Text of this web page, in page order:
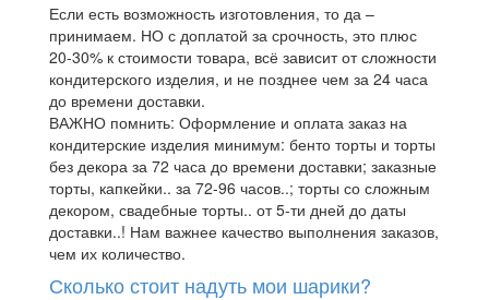
Если есть возможность изготовления, то да –
принимаем. НО с доплатой за срочность, это плюс
20-30% к стоимости товара, всё зависит от сложности
кондитерского изделия, и не позднее чем за 24 часа
до времени доставки.
ВАЖНО помнить: Оформление и оплата заказ на
кондитерские изделия минимум: бенто торты и торты
без декора за 72 часа до времени доставки; заказные
торты, капкейки.. за 72-96 часов..; торты со сложным
декором, свадебные торты.. от 5-ти дней до даты
доставки..! Нам важнее качество выполнения заказов,
чем их количество.
Сколько стоит надуть мои шарики?